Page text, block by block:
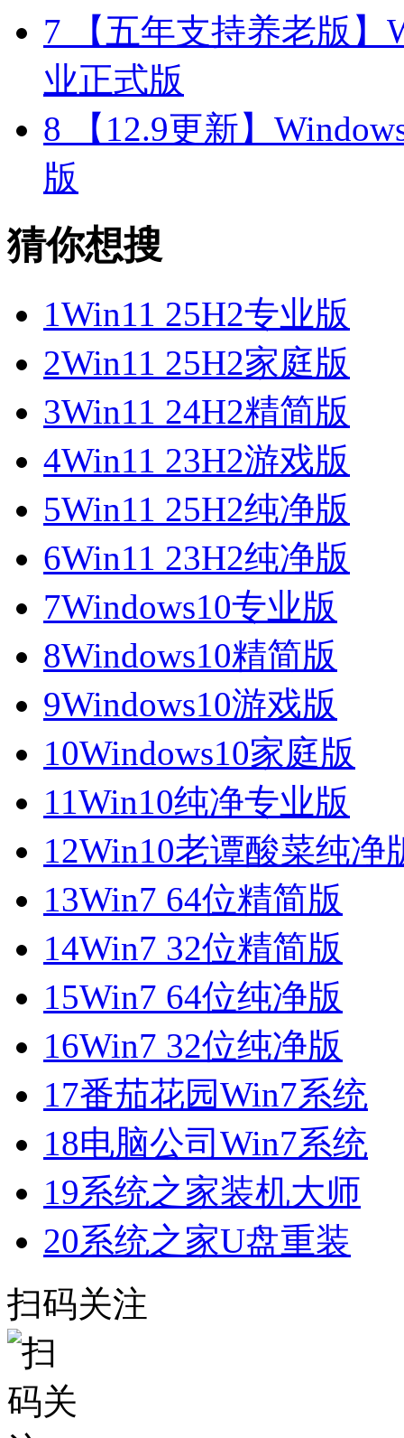
7 【五年支持养老版】
业正式版
8 【12.9更新】
版
猜你想搜
1Win11 25H2专业版
2Win11 25H2家庭版
3Win11 24H2精简版
4Win11 23H2游戏版
5Win11 25H2纯净版
6Win11 23H2纯净版
7Windows10专业版
8Windows10精简版
9Windows10游戏版
10Windows10家庭版
11Win10纯净专业版
12Win10老谭酸菜纯净
13Win7 64位精简版
14Win7 32位精简版
15Win7 64位纯净版
16Win7 32位纯净版
17番茄花园Win7系统
18电脑公司Win7系统
19系统之家装机大师
20系统之家U盘重装
扫码关注